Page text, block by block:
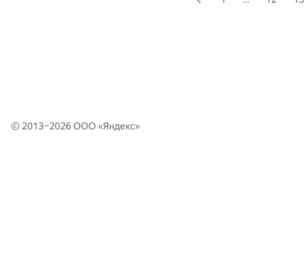
© 2013–2026 ООО «Яндекс»